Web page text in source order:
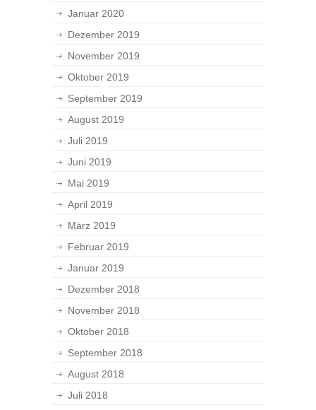
Januar 2020
Dezember 2019
November 2019
Oktober 2019
September 2019
August 2019
Juli 2019
Juni 2019
Mai 2019
April 2019
März 2019
Februar 2019
Januar 2019
Dezember 2018
November 2018
Oktober 2018
September 2018
August 2018
Juli 2018